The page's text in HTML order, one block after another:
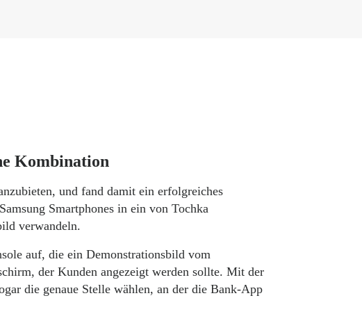
Kombination
und fand damit ein erfolgreiches
Smartphones in ein von Tochka
verwandeln.
auf, die ein Demonstrationsbild vom
der Kunden angezeigt werden sollte. Mit der
die genaue Stelle wählen, an der die Bank-App